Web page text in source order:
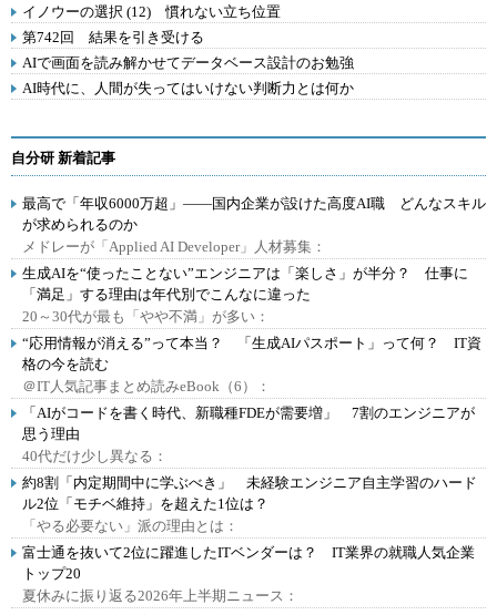
イノウーの選択 (12) 慣れない立ち位置
第742回 結果を引き受ける
AIで画面を読み解かせてデータベース設計のお勉強
AI時代に、人間が失ってはいけない判断力とは何か
自分研 新着記事
最高で「年収6000万超」――国内企業が設けた高度AI職 どんなスキル
が求められるのか
メドレーが「Applied AI Developer」人材募集：
生成AIを“使ったことない”エンジニアは「楽しさ」が半分？ 仕事に
「満足」する理由は年代別でこんなに違った
20～30代が最も「やや不満」が多い：
“応用情報が消える”って本当？ 「生成AIパスポート」って何？ IT資
格の今を読む
＠IT人気記事まとめ読みeBook（6）：
「AIがコードを書く時代、新職種FDEが需要増」 7割のエンジニアが
思う理由
40代だけ少し異なる：
約8割「内定期間中に学ぶべき」 未経験エンジニア自主学習のハード
ル2位「モチベ維持」を超えた1位は？
「やる必要ない」派の理由とは：
富士通を抜いて2位に躍進したITベンダーは？ IT業界の就職人気企業
トップ20
夏休みに振り返る2026年上半期ニュース：